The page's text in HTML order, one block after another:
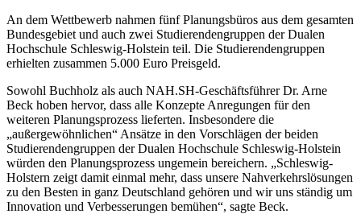
An dem Wettbewerb nahmen fünf Planungsbüros aus dem gesamten
Bundesgebiet und auch zwei Studierendengruppen der Dualen
Hochschule Schleswig-Holstein teil. Die Studierendengruppen
erhielten zusammen 5.000 Euro Preisgeld.
Sowohl Buchholz als auch NAH.SH-Geschäftsführer Dr. Arne
Beck hoben hervor, dass alle Konzepte Anregungen für den
weiteren Planungsprozess lieferten. Insbesondere die
„außergewöhnlichen“ Ansätze in den Vorschlägen der beiden
Studierendengruppen der Dualen Hochschule Schleswig-Holstein
würden den Planungsprozess ungemein bereichern. „Schleswig-
Holstern zeigt damit einmal mehr, dass unsere Nahverkehrslösungen
zu den Besten in ganz Deutschland gehören und wir uns ständig um
Innovation und Verbesserungen bemühen“, sagte Beck.